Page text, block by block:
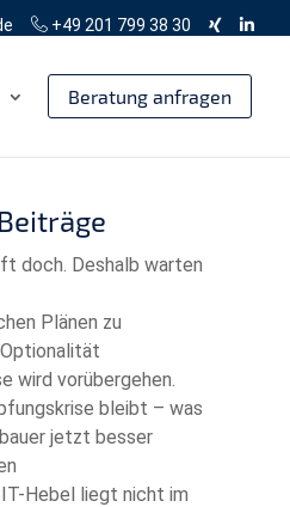
+49 201 799 38 30
Beratung anfragen
doch. Deshalb warten
Plänen zu
wird vorübergehen.
bleibt – was
jetzt besser
Hebel liegt nicht im